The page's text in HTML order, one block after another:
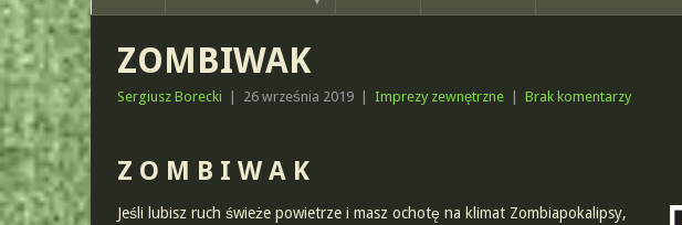
ZOMBIWAK
Sergiusz Borecki 26 września 2019 Imprezy zewnętrzne Brak komentarzy
Z O M B I W A K
Jeśli lubisz ruch świeże powietrze i masz ochotę na klimat Zombiapokalipsy,